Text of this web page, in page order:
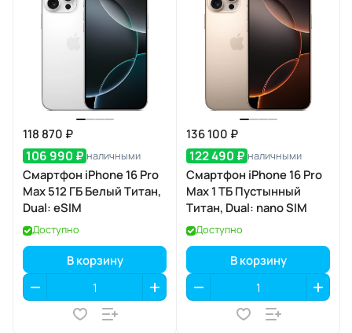
118 870 ₽
106 990 ₽ наличными
Смартфон iPhone 16 Pro
Max 512 ГБ Белый Титан,
Dual: eSIM
Доступно
В корзину
136 100 ₽
122 490 ₽ наличными
Смартфон iPhone 16 Pro
Max 1 ТБ Пустынный
Титан, Dual: nano SIM
Доступно
В корзину